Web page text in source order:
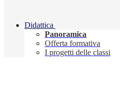
Didattica
Panoramica
Offerta formativa
I progetti delle classi